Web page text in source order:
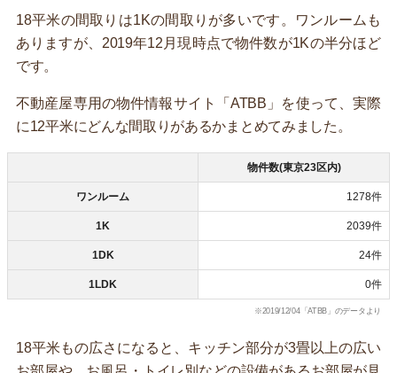
18平米の間取りは1Kの間取りが多いです。ワンルームも
ありますが、2019年12月現時点で物件数が1Kの半分ほど
です。
不動産屋専用の物件情報サイト「ATBB」を使って、実際
に12平米にどんな間取りがあるかまとめてみました。
物件数(東京23区内)
ワンルーム 1278件
1K 2039件
1DK 24件
1LDK 0件
※2019/12/04「ATBB」のデータより
18平米もの広さになると、キッチン部分が3畳以上の広い